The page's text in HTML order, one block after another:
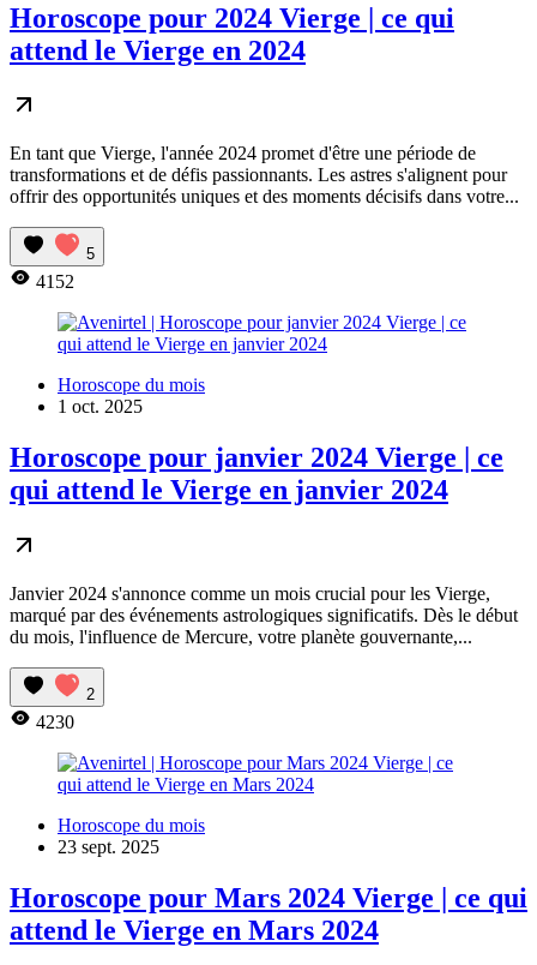
Horoscope pour 2024 Vierge | ce qui
attend le Vierge en 2024
En tant que Vierge, l'année 2024 promet d'être une période de
transformations et de défis passionnants. Les astres s'alignent pour
offrir des opportunités uniques et des moments décisifs dans votre...
5
4152
Horoscope du mois
1 oct. 2025
Horoscope pour janvier 2024 Vierge | ce
qui attend le Vierge en janvier 2024
Janvier 2024 s'annonce comme un mois crucial pour les Vierge,
marqué par des événements astrologiques significatifs. Dès le début
du mois, l'influence de Mercure, votre planète gouvernante,...
2
4230
Horoscope du mois
23 sept. 2025
Horoscope pour Mars 2024 Vierge | ce qui
attend le Vierge en Mars 2024